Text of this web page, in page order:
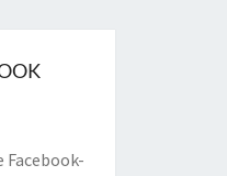
Facebook-